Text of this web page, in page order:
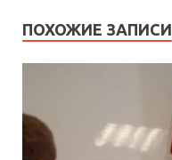
ПОХОЖИЕ ЗАПИСИ